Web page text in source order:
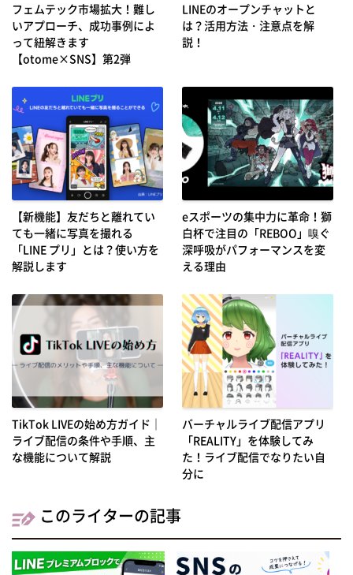
フェムテック市場拡大！難し
いアプローチ、成功事例によ
って紐解きます
【otome×SNS】第2弾
LINEのオープンチャットと
は？活用方法・注意点を解
説！
【新機能】友だちと離れてい
ても一緒に写真を撮れる
「LINE プリ」とは？使い方を
解説します
eスポーツの集中力に革命！獅
白杯で注目の「REBOO」嗅ぐ
深呼吸がパフォーマンスを変
える理由
TikTok LIVEの始め方ガイド｜
ライブ配信の条件や手順、主
な機能について解説
バーチャルライブ配信アプリ
「REALITY」を体験してみ
た！ライブ配信でなりたい自
分に
このライターの記事